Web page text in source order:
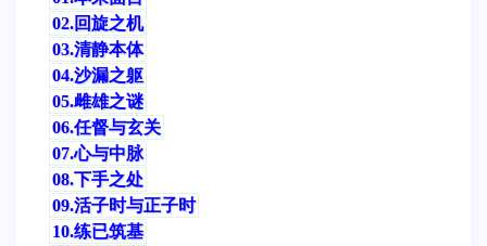
02.回旋之机
03.清静本体
04.沙漏之躯
05.雌雄之谜
06.任督与玄关
07.心与中脉
08.下手之处
09.活子时与正子时
10.练已筑基